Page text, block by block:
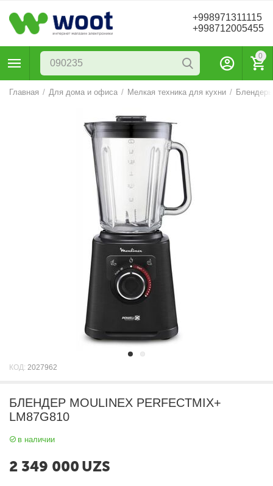
+998971311115
+998712005455
0
Главная / Для дома и офиса / Мелкая техника для кухни /
КОД: 2027962
БЛЕНДЕР MOULINEX PERFECTMIX+
LM87G810
в наличии
2 349 000 UZS